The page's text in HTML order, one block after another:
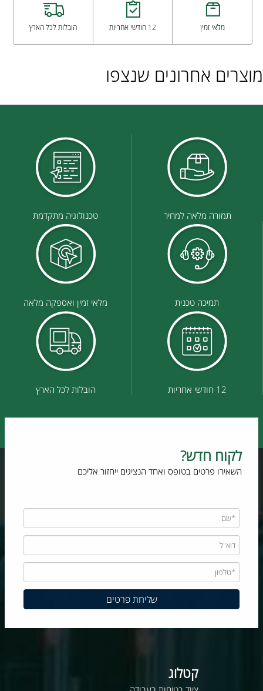
מלאי זמין 12 חודשי אחריות הובלות לכל הארץ
מוצרים אחרונים שנצפו
תמורה מלאה למחיר טכנולוגיה מתקדמת
תמיכה טכנית מלאי זמין ואספקה מלאה
12 חודשי אחריות הובלות לכל הארץ
לקוח חדש?
השאירו פרטים בטופס ואחד הנציגים ייחזור אליכם
קטלוג